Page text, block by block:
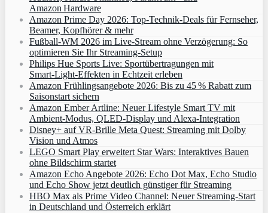
Amazon Hardware
Amazon Prime Day 2026: Top-Technik-Deals für Fernseher,
Beamer, Kopfhörer & mehr
Fußball-WM 2026 im Live-Stream ohne Verzögerung: So
optimieren Sie Ihr Streaming-Setup
Philips Hue Sports Live: Sportübertragungen mit
Smart‑Light‑Effekten in Echtzeit erleben
Amazon Frühlingsangebote 2026: Bis zu 45 % Rabatt zum
Saisonstart sichern
Amazon Ember Artline: Neuer Lifestyle Smart TV mit
Ambient‑Modus, QLED‑Display und Alexa‑Integration
Disney+ auf VR-Brille Meta Quest: Streaming mit Dolby
Vision und Atmos
LEGO Smart Play erweitert Star Wars: Interaktives Bauen
ohne Bildschirm startet
Amazon Echo Angebote 2026: Echo Dot Max, Echo Studio
und Echo Show jetzt deutlich günstiger für Streaming
HBO Max als Prime Video Channel: Neuer Streaming‑Start
in Deutschland und Österreich erklärt